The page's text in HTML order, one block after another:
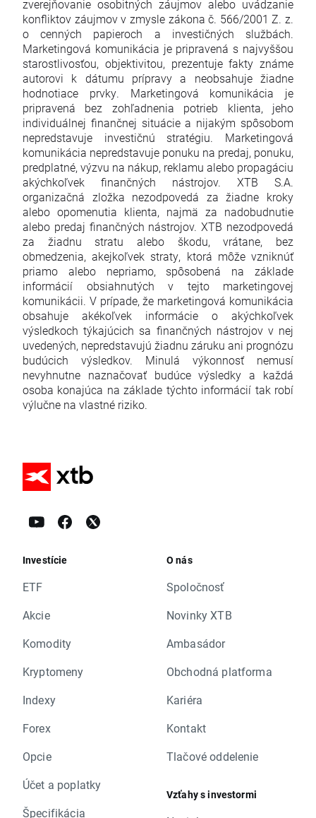
zverejňovanie osobitných záujmov alebo uvádzanie
konfliktov záujmov v zmysle zákona č. 566/2001 Z. z.
o cenných papieroch a investičných službách.
Marketingová komunikácia je pripravená s najvyššou
starostlivosťou, objektivitou, prezentuje fakty známe
autorovi k dátumu prípravy a neobsahuje žiadne
hodnotiace prvky. Marketingová komunikácia je
pripravená bez zohľadnenia potrieb klienta, jeho
individuálnej finančnej situácie a nijakým spôsobom
nepredstavuje investičnú stratégiu. Marketingová
komunikácia nepredstavuje ponuku na predaj, ponuku,
predplatné, výzvu na nákup, reklamu alebo propagáciu
akýchkoľvek finančných nástrojov. XTB S.A.
organizačná zložka nezodpovedá za žiadne kroky
alebo opomenutia klienta, najmä za nadobudnutie
alebo predaj finančných nástrojov. XTB nezodpovedá
za žiadnu stratu alebo škodu, vrátane, bez
obmedzenia, akejkoľvek straty, ktorá môže vzniknúť
priamo alebo nepriamo, spôsobená na základe
informácií obsiahnutých v tejto marketingovej
komunikácii. V prípade, že marketingová komunikácia
obsahuje akékoľvek informácie o akýchkoľvek
výsledkoch týkajúcich sa finančných nástrojov v nej
uvedených, nepredstavujú žiadnu záruku ani prognózu
budúcich výsledkov. Minulá výkonnosť nemusí
nevyhnutne naznačovať budúce výsledky a každá
osoba konajúca na základe týchto informácií tak robí
výlučne na vlastné riziko.
Investície
ETF
Akcie
Komodity
Kryptomeny
Indexy
Forex
Opcie
Účet a poplatky
Špecifikácia
O nás
Spoločnosť
Novinky XTB
Ambasádor
Obchodná platforma
Kariéra
Kontakt
Tlačové oddelenie
Vzťahy s investormi